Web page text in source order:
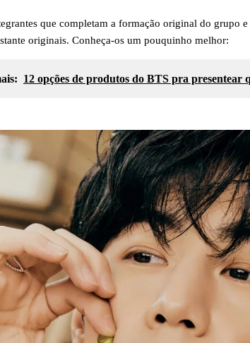
que completam a formação original do grupo
originais. Conheça-os um pouquinho melhor:
12 opções de produtos do BTS pra presentear